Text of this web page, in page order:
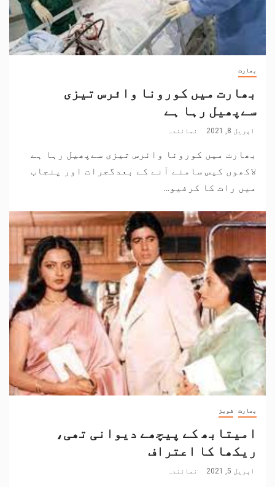
بھارت
بھارت میں کورونا وائرس تیزی
سےپھیل رہا ہے
اپریل 8, 2021 نمائندہ
بھارت میں کورونا وائرس تیزی سےپھیل رہا ہے
لاکھوں کیس سامنے آنے کے بعدگجرات اور پنجاب
میں رات کا کرفیو...
بھارت شوبز
امیتابھ کے پیچھے دیوانی تھی،
ریکھا کا اعتراف
اپریل 5, 2021 نمائندہ